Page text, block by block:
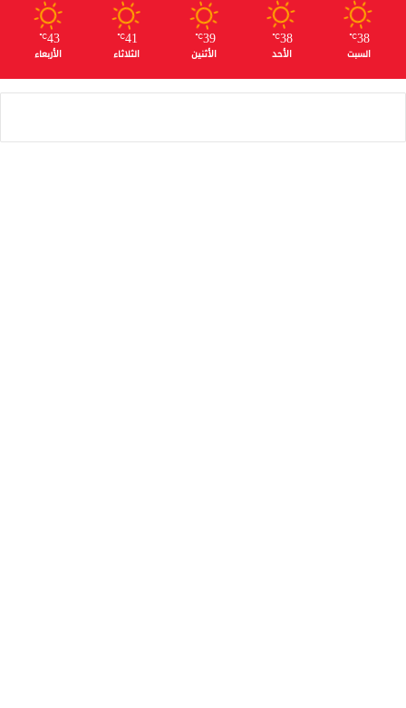
38
℃
السبت
38
℃
الأحد
39
℃
الأثنين
41
℃
الثلاثاء
43
℃
الأربعاء